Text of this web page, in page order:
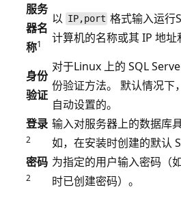
服务
器名
称1
以 IP,port 格式输入运行
计算机的名称或其 IP 地址
身份
验证
对于Linux 上的 SQL
份验证方法。 默认情况下，
自动设置的。
登录
2
输入对服务器上的数据库
如，在安装时创建的默认
密码
2
为指定的用户输入密码（
时已创建密码）。